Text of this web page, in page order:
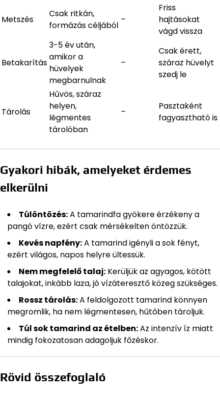
Metszés
Csak ritkán,
formázás céljából
–
Friss
hajtásokat
vágd vissza
Betakarítás
3-5 év után,
amikor a
hüvelyek
megbarnulnak
–
Csak érett,
száraz hüvelyt
szedj le
Tárolás
Hűvös, száraz
helyen,
légmentes
tárolóban
–
Pasztaként
fagyasztható is
Gyakori hibák, amelyeket érdemes
elkerülni
Túlöntözés:A tamarindfa gyökere érzékeny a
pangó vízre, ezért csak mérsékelten öntözzük.
Kevés napfény:A tamarind igényli a sok fényt,
ezért világos, napos helyre ültessük.
Nem megfelelő talaj: Kerüljük az agyagos, kötött
talajokat, inkább laza, jó vízáteresztő közeg szükséges.
Rossz tárolás:A feldolgozott tamarind könnyen
megromlik, ha nem légmentesen, hűtőben tároljuk.
Túl sok tamarind az ételben:Az intenzív íz miatt
mindig fokozatosan adagoljuk főzéskor.
Rövid összefoglaló